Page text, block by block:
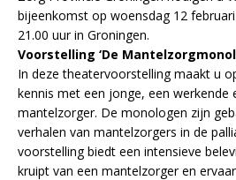
bijeenkomst op woensdag 12
21.00 uur in Groningen.
Voorstelling ‘De
In deze theatervoorstelling maakt u
kennis met een jonge, een werkende
mantelzorger. De monologen zijn
verhalen van mantelzorgers in de
voorstelling biedt een intensieve
kruipt van een mantelzorger en